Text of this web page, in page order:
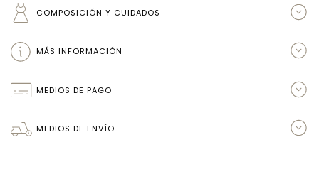
COMPOSICIÓN Y CUIDADOS
MÁS INFORMACIÓN
MEDIOS DE PAGO
MEDIOS DE ENVÍO